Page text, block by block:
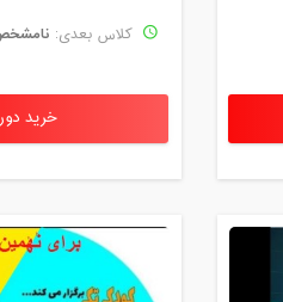
کلاس بعدی:
خرید